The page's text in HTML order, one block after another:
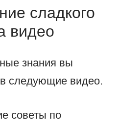
сладкого
видео
знания вы
следующие видео.
советы по